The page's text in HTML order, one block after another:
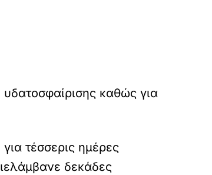
καθώς για
τέσσερις ημέρες
δεκάδες